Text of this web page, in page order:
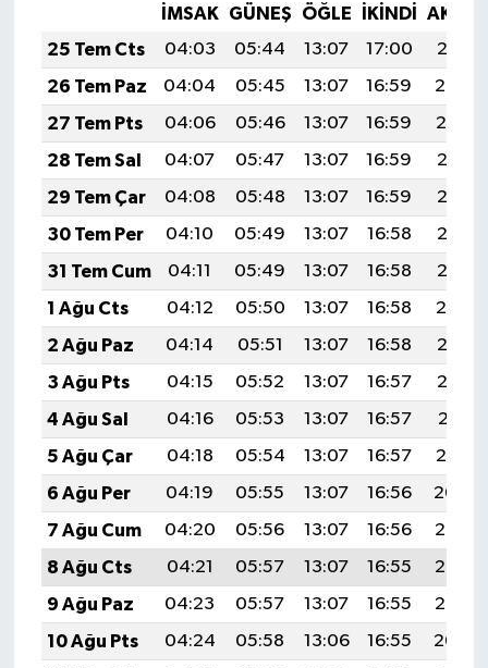
İMSAK GÜNEŞ ÖĞLE İKINDI
25 Tem Cts
04:03 05:44 13:07 17:00
20:21
26 Tem Paz
04:04 05:45 13:07 16:59
20:20
27 Tem Pts
04:06 05:46 13:07 16:59
20:19
28 Tem Sal
04:07 05:47 13:07 16:59
20:18
29 Tem Çar
04:08 05:48 13:07 16:59
20:17
30 Tem Per
04:10 05:49 13:07 16:58
20:16
31 Tem Cum
04:11 05:49 13:07 16:58
20:15
1 Ağu Cts
04:12 05:50 13:07 16:58
20:14
2 Ağu Paz
04:14 05:51 13:07 16:58
20:13
3 Ağu Pts
04:15 05:52 13:07 16:57
20:12
4 Ağu Sal
04:16 05:53 13:07 16:57
20:11
5 Ağu Çar
04:18 05:54 13:07 16:57
20:10
6 Ağu Per
04:19 05:55 13:07 16:56
20:09
7 Ağu Cum
04:20 05:56 13:07 16:56
20:08
8 Ağu Cts
04:21 05:57 13:07 16:55
20:07
9 Ağu Paz
04:23 05:57 13:07 16:55
20:06
10 Ağu Pts
04:24 05:58 13:06 16:55
20:04